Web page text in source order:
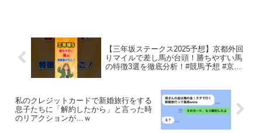
【三年坂ステークス2025予想】京都外回
りマイルで差し馬が台頭！勝ちやすい馬
の特徴3選を徹底分析！#競馬予想 #京都
私のクレジットカードで新婚旅行をする
息子たちに「解約したから」と言った時
のリアクションが…ｗ